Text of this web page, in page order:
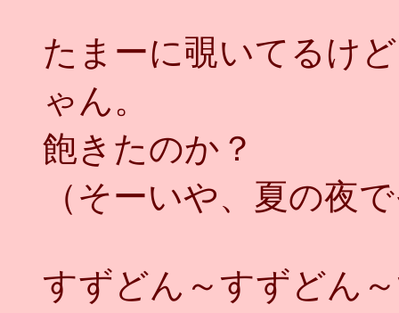
たまーに覗いてるけ
ゃん。
飽きたのか？
（そーいや、夏の夜
すずどん～すずどん